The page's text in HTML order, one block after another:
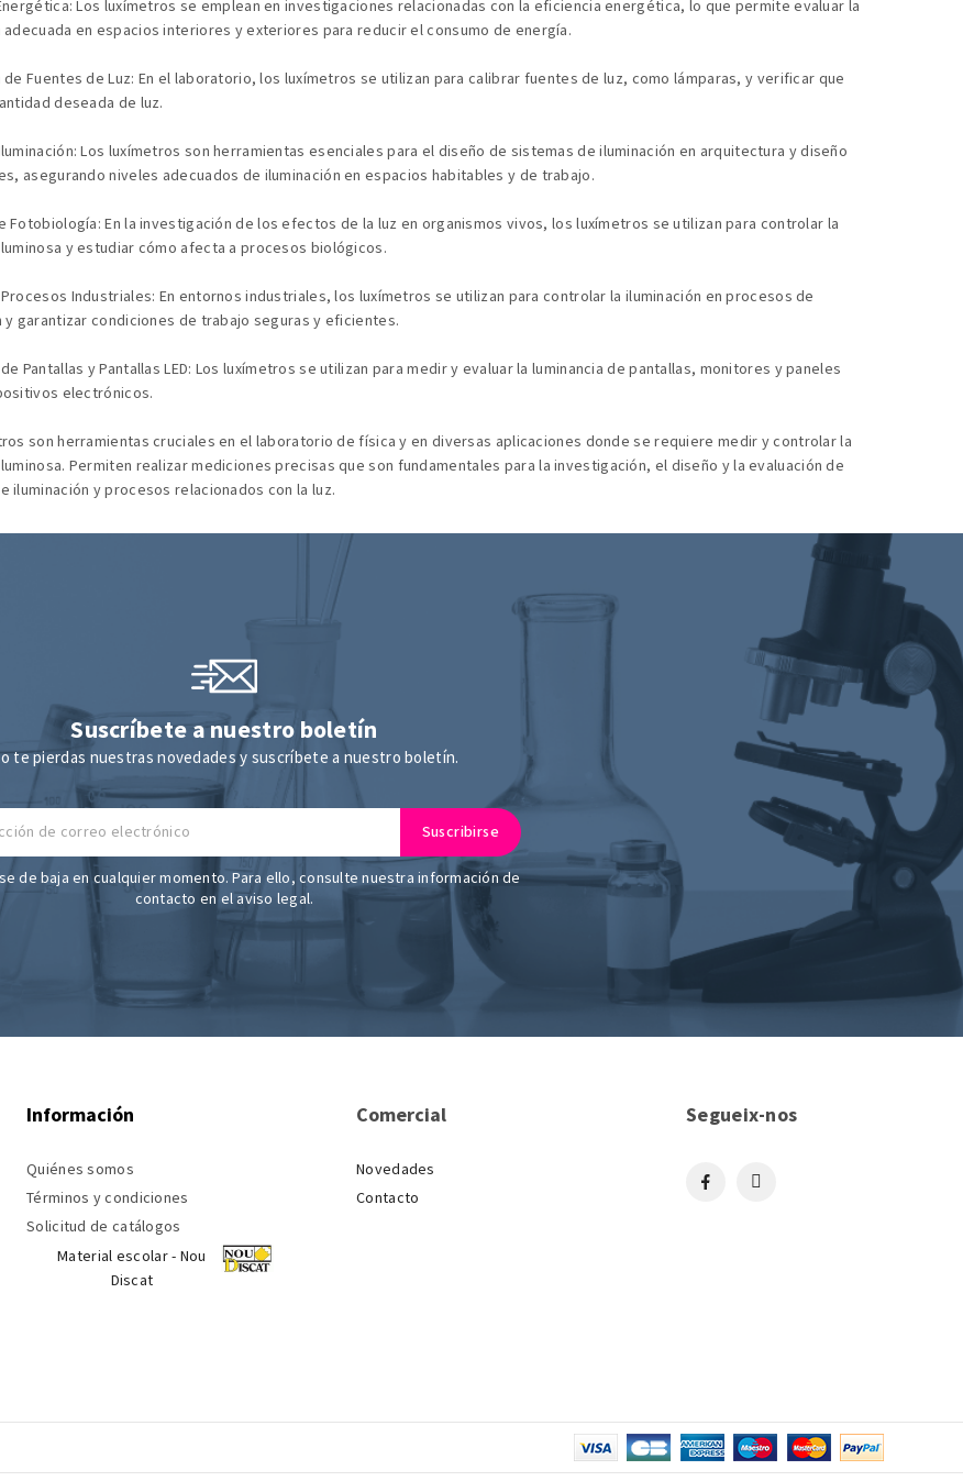
Los luxímetros se emplean en investigaciones relacionadas con la eficiencia energética, lo que permite evaluar la
adecuada en espacios interiores y exteriores para reducir el consumo de energía.
de Fuentes de Luz: En el laboratorio, los luxímetros se utilizan para calibrar fuentes de luz, como lámparas, y verificar que
deseada de luz.
Los luxímetros son herramientas esenciales para el diseño de sistemas de iluminación en arquitectura y diseño
asegurando niveles adecuados de iluminación en espacios habitables y de trabajo.
Fotobiología: En la investigación de los efectos de la luz en organismos vivos, los luxímetros se utilizan para controlar la
y estudiar cómo afecta a procesos biológicos.
Industriales: En entornos industriales, los luxímetros se utilizan para controlar la iluminación en procesos de
y garantizar condiciones de trabajo seguras y eficientes.
Pantallas y Pantallas LED: Los luxímetros se utilizan para medir y evaluar la luminancia de pantallas, monitores y paneles
electrónicos.
son herramientas cruciales en el laboratorio de física y en diversas aplicaciones donde se requiere medir y controlar la
Permiten realizar mediciones precisas que son fundamentales para la investigación, el diseño y la evaluación de
iluminación y procesos relacionados con la luz.
Suscríbete a nuestro boletín
te pierdas nuestras novedades y suscríbete a nuestro boletín.
de baja en cualquier momento. Para ello, consulte nuestra información de
contacto en el aviso legal.
Información
Quiénes somos
Términos y condiciones
Solicitud de catálogos
Material escolar - Nou
Discat
Comercial
Novedades
Contacto
Segueix-nos